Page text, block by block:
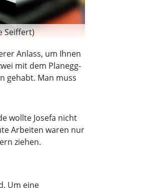
Seiffert)
Anlass, um Ihnen
mit dem Planegg-
gehabt. Man muss
wollte Josefa nicht
Arbeiten waren nur
ziehen.
Um eine